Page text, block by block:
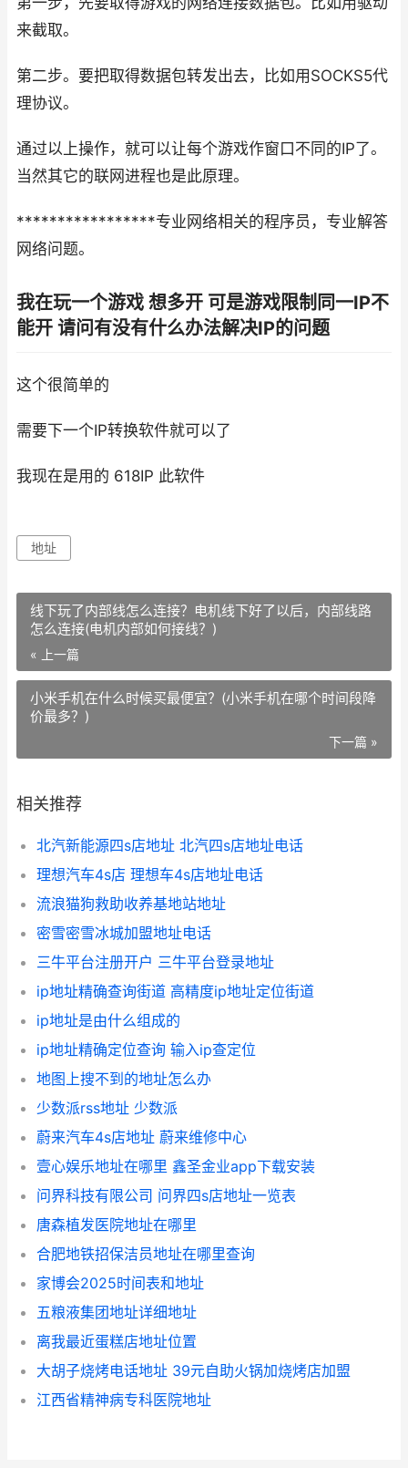
来截取。
第二步。要把取得数据包转发出去，比如用SOCKS5代
理协议。
通过以上操作，就可以让每个游戏作窗口不同的IP了。
当然其它的联网进程也是此原理。
*****************专业网络相关的程序员，专业解答
网络问题。
我在玩一个游戏 想多开 可是游戏限制同一IP不
能开 请问有没有什么办法解决IP的问题
这个很简单的
需要下一个IP转换软件就可以了
我现在是用的 618IP 此软件
地址
线下玩了内部线怎么连接？电机线下好了以后，内部线路
怎么连接(电机内部如何接线？)
« 上一篇
小米手机在什么时候买最便宜？(小米手机在哪个时间段降
价最多？)
下一篇 »
相关推荐
北汽新能源四s店地址 北汽四s店地址电话
理想汽车4s店 理想车4s店地址电话
流浪猫狗救助收养基地站地址
密雪密雪冰城加盟地址电话
三牛平台注册开户 三牛平台登录地址
ip地址精确查询街道 高精度ip地址定位街道
ip地址是由什么组成的
ip地址精确定位查询 输入ip查定位
地图上搜不到的地址怎么办
少数派rss地址 少数派
蔚来汽车4s店地址 蔚来维修中心
壹心娱乐地址在哪里 鑫圣金业app下载安装
问界科技有限公司 问界四s店地址一览表
唐森植发医院地址在哪里
合肥地铁招保洁员地址在哪里查询
家博会2025时间表和地址
五粮液集团地址详细地址
离我最近蛋糕店地址位置
大胡子烧烤电话地址 39元自助火锅加烧烤店加盟
江西省精神病专科医院地址